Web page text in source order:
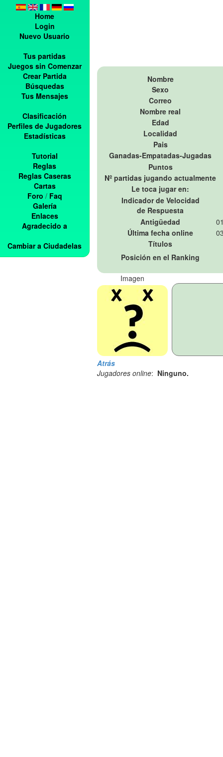
Home
Login
Nuevo Usuario
Tus partidas
Juegos sin Comenzar
Crear Partida
Búsquedas
Tus Mensajes
Clasificación
Perfiles de Jugadores
Estadísticas
Tutorial
Reglas
Reglas Caseras
Cartas
Foro / Faq
Galería
Enlaces
Agradecido a
Cambiar a Ciudadelas
Nombre
Sexo
Correo
Nombre real
Edad
Localidad
Pais
Ganadas-Empatadas-Jugadas
Puntos
Nº partidas jugando actualmente
Le toca jugar en:
Indicador de Velocidad
de Respuesta
Antigüedad
Última fecha online
Títulos
Posición en el Ranking
Imagen
Atrás
Jugadores online: Ninguno.